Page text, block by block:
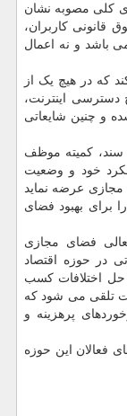
کلی مصوبه نشان
قانونی کاربران،
باشد و نه اعمال
که در هیچ یک از
دسترسی اینترنت،
و چنین شایعاتی
11 این سند، کمیته موظف
خود و وضعیت
عرضه نماید
برای بهبود فضای
فضای مجازی
در حوزه اقتصاد
حل اختلافات کسب
تلقی می شود که
پرهزینه و
فعالان این حوزه